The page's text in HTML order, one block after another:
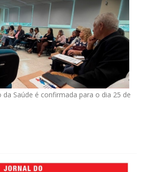
Saúde é confirmada para o dia 25 de